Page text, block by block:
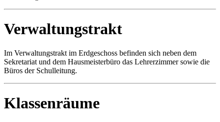
Verwaltungstrakt
Im Verwaltungstrakt im Erdgeschoss befinden sich neben dem
Sekretariat und dem Hausmeisterbüro das Lehrerzimmer sowie die
Büros der Schulleitung.
Klassenräume